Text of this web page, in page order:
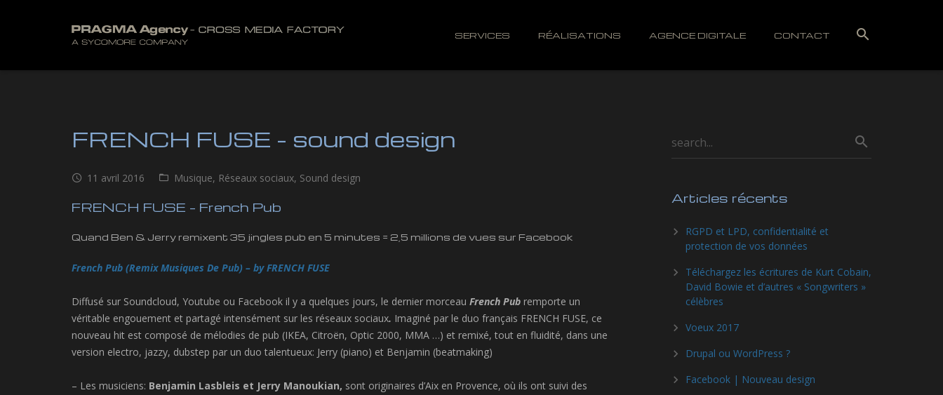
SERVICES RÉALISATIONS AGENCE DIGITALE CONTACT
FRENCH FUSE – sound design
11 avril 2016 Musique, Réseaux sociaux, Sound design
FRENCH FUSE – French Pub
Quand Ben & Jerry remixent 35 jingles pub en 5 minutes = 2,5 millions de vues sur Facebook
French Pub (Remix Musiques De Pub) – by FRENCH FUSE
Diffusé sur Soundcloud, Youtube ou Facebook il y a quelques jours, le dernier morceau French Pub remporte un
véritable engouement et partagé intensément sur les réseaux sociaux. Imaginé par le duo français FRENCH FUSE, ce
nouveau hit est composé de mélodies de pub (IKEA, Citroën, Optic 2000, MMA …) et remixé, tout en fluidité, dans une
version electro, jazzy, dubstep par un duo talentueux: Jerry (piano) et Benjamin (beatmaking)
– Les musiciens: Benjamin Lasbleis et Jerry Manoukian, sont originaires d’Aix en Provence, où ils ont suivi des
Articles récents
RGPD et LPD, confidentialité et
protection de vos données
Téléchargez les écritures de Kurt Cobain,
David Bowie et d’autres « Songwriters »
célèbres
Voeux 2017
Drupal ou WordPress ?
Facebook | Nouveau design